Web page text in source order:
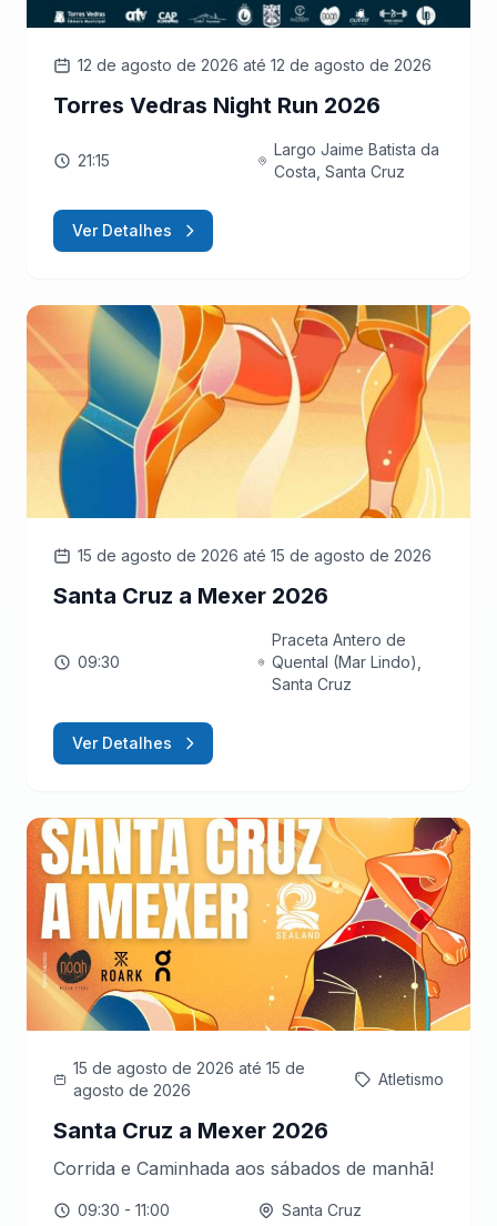
12 de agosto de 2026 até 12 de agosto de 2026
Torres Vedras Night Run 2026
21:15
Largo Jaime Batista da
Costa, Santa Cruz
Ver Detalhes
15 de agosto de 2026 até 15 de agosto de 2026
Santa Cruz a Mexer 2026
09:30
Praceta Antero de
Quental (Mar Lindo),
Santa Cruz
Ver Detalhes
15 de agosto de 2026 até 15 de
agosto de 2026
Atletismo
Santa Cruz a Mexer 2026
Corrida e Caminhada aos sábados de manhã!
09:30 - 11:00 Santa Cruz